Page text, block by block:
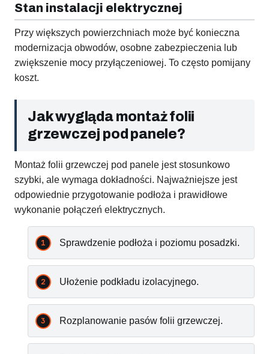
Stan instalacji elektrycznej
Przy większych powierzchniach może być konieczna
modernizacja obwodów, osobne zabezpieczenia lub
zwiększenie mocy przyłączeniowej. To często pomijany
koszt.
Jak wygląda montaż folii
grzewczej pod panele?
Montaż folii grzewczej pod panele jest stosunkowo
szybki, ale wymaga dokładności. Najważniejsze jest
odpowiednie przygotowanie podłoża i prawidłowe
wykonanie połączeń elektrycznych.
Sprawdzenie podłoża i poziomu posadzki.
Ułożenie podkładu izolacyjnego.
Rozplanowanie pasów folii grzewczej.